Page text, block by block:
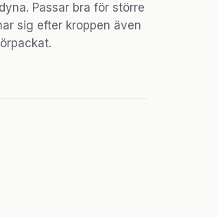
Passar bra för större
sig efter kroppen även